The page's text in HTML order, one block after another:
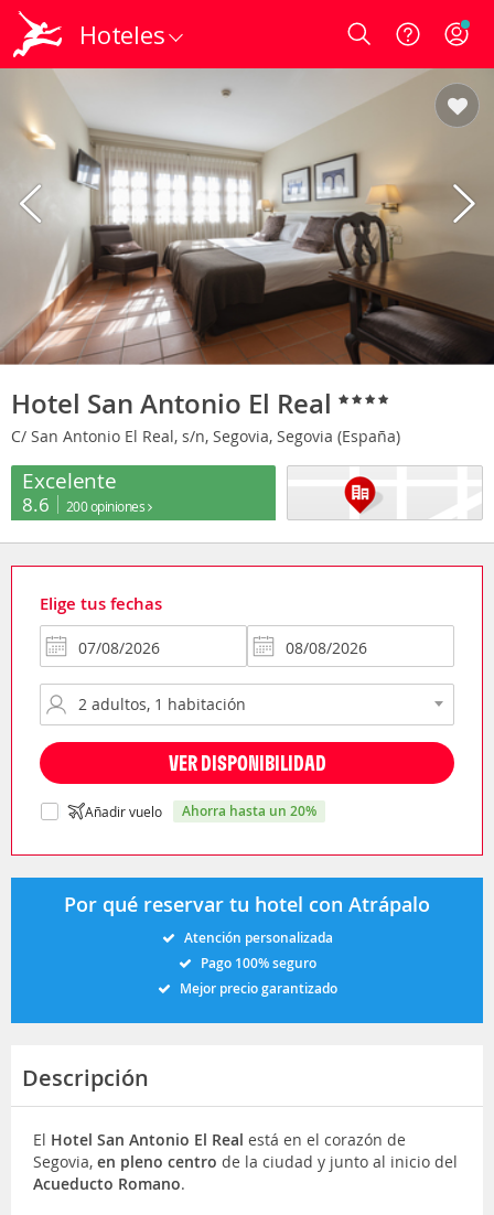
Hoteles Login
Hotel San Antonio El Real
C/ San Antonio El Real, s/n, Segovia, Segovia (España)
Excelente
8.6 200 opiniones
Elige tus fechas
VER DISPONIBILIDAD
Añadir vuelo ahorra hasta un 20%
Por qué reservar tu hotel con Atrápalo
Atención personalizada
Pago 100% seguro
Mejor precio garantizado
Descripción
El Hotel San Antonio El Real está en el corazón de
Segovia, en pleno centro de la ciudad y junto al inicio del
Acueducto Romano.